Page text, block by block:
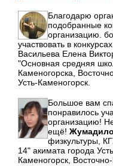
Благодарю
подобранные
организацию.
участвовать в
Васильева Елена
"Основная средняя
Каменогорска,
Усть-Каменогорск.
Большое вам
понравилось
организацию!
ещё!
физкультуры,
14" акимата города
Каменогорск,